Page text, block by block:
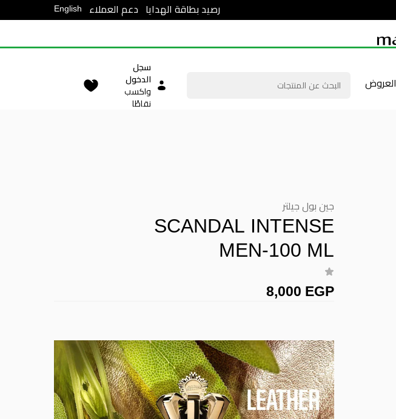
رصيد بطاقة الهدايا دعم العملاء English
العروض
سجل
الدخول
واكسب
نقاطًا
جين بول جيلتر
SCANDAL INTENSE
MEN-100 ML
8,000 EGP